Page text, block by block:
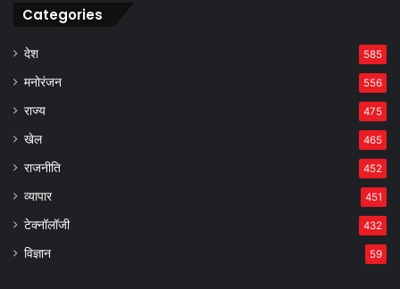
Categories
देश 585
मनोरंजन 556
राज्य 475
खेल 465
राजनीति 452
व्यापार 451
टेक्नॉलॉजी 432
विज्ञान 59